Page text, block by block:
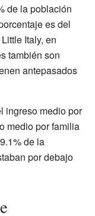
de la población
es del
Italy, en
también son
antepasados
ingreso medio por
medio por familia
de la
por debajo